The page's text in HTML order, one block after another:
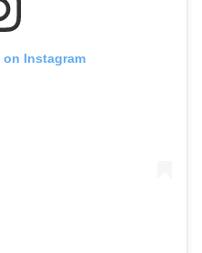
Instagram